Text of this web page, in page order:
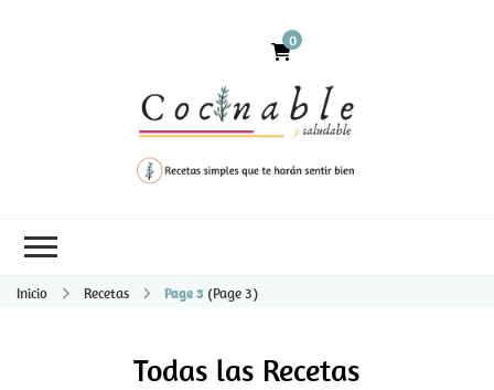
0
Inicio Recetas Page 3 (Page 3)
Todas las Recetas